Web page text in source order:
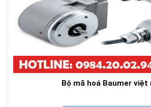
Bộ mã hoá Baumer việt